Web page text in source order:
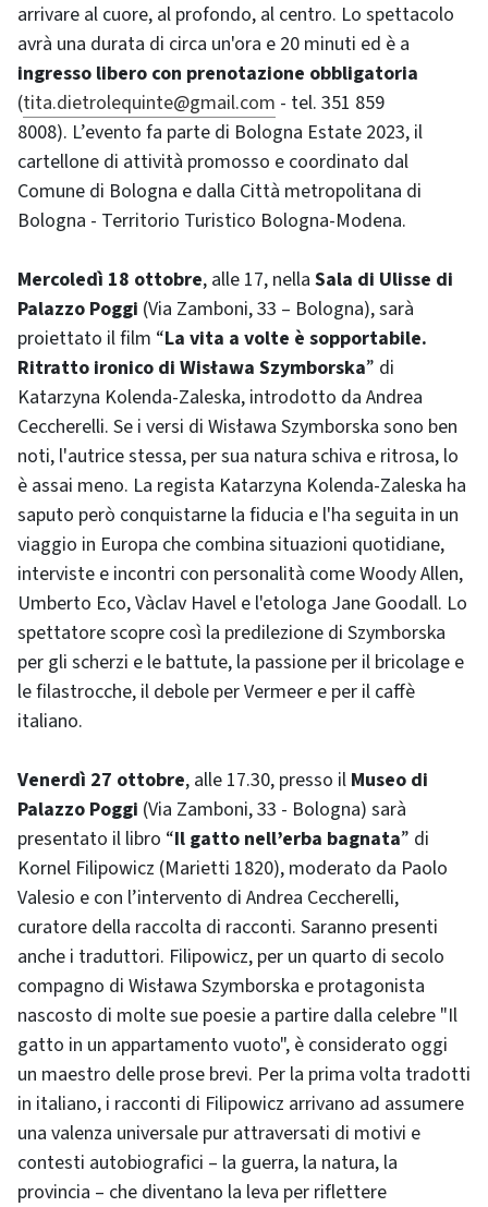
arrivare al cuore, al profondo, al centro. Lo spettacolo
avrà una durata di circa un'ora e 20 minuti ed è a
ingresso libero con prenotazione obbligatoria
(tita.dietrolequinte@gmail.com - tel. 351 859
8008). L’evento fa parte di Bologna Estate 2023, il
cartellone di attività promosso e coordinato dal
Comune di Bologna e dalla Città metropolitana di
Bologna - Territorio Turistico Bologna-Modena.
Mercoledì 18 ottobre, alle 17, nella Sala di Ulisse di
Palazzo Poggi (Via Zamboni, 33 – Bologna), sarà
proiettato il film “La vita a volte è sopportabile.
Ritratto ironico di Wisława Szymborska” di
Katarzyna Kolenda-Zaleska, introdotto da Andrea
Ceccherelli. Se i versi di Wisława Szymborska sono ben
noti, l'autrice stessa, per sua natura schiva e ritrosa, lo
è assai meno. La regista Katarzyna Kolenda-Zaleska ha
saputo però conquistarne la fiducia e l'ha seguita in un
viaggio in Europa che combina situazioni quotidiane,
interviste e incontri con personalità come Woody Allen,
Umberto Eco, Vàclav Havel e l'etologa Jane Goodall. Lo
spettatore scopre così la predilezione di Szymborska
per gli scherzi e le battute, la passione per il bricolage e
le filastrocche, il debole per Vermeer e per il caffè
italiano.
Venerdì 27 ottobre, alle 17.30, presso il Museo di
Palazzo Poggi (Via Zamboni, 33 - Bologna) sarà
presentato il libro “Il gatto nell’erba bagnata” di
Kornel Filipowicz (Marietti 1820), moderato da Paolo
Valesio e con l’intervento di Andrea Ceccherelli,
curatore della raccolta di racconti. Saranno presenti
anche i traduttori. Filipowicz, per un quarto di secolo
compagno di Wisława Szymborska e protagonista
nascosto di molte sue poesie a partire dalla celebre "Il
gatto in un appartamento vuoto", è considerato oggi
un maestro delle prose brevi. Per la prima volta tradotti
in italiano, i racconti di Filipowicz arrivano ad assumere
una valenza universale pur attraversati di motivi e
contesti autobiografici – la guerra, la natura, la
provincia – che diventano la leva per riflettere